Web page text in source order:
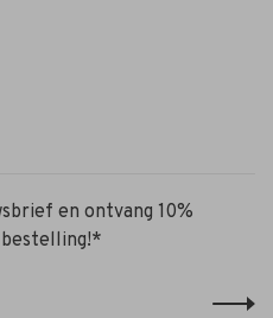
en ontvang 10%